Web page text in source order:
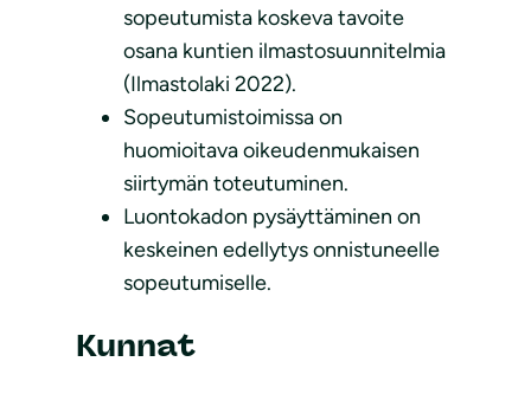
sopeutumista koskeva tavoite
osana kuntien ilmastosuunnitelmia
(Ilmastolaki 2022).
Sopeutumistoimissa on
huomioitava oikeudenmukaisen
siirtymän toteutuminen.
Luontokadon pysäyttäminen on
keskeinen edellytys onnistuneelle
sopeutumiselle.
Kunnat